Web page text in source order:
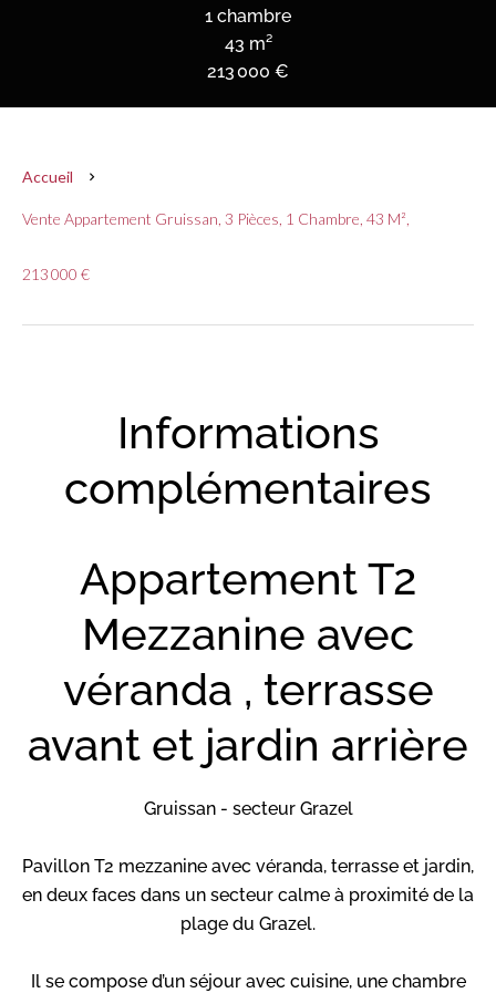
1 chambre
43 m²
213 000 €
Accueil
Vente Appartement Gruissan, 3 Pièces, 1 Chambre, 43 M²,
213 000 €
Informations
complémentaires
Appartement T2
Mezzanine avec
véranda , terrasse
avant et jardin arrière
Gruissan - secteur Grazel
Pavillon T2 mezzanine avec véranda, terrasse et jardin,
en deux faces dans un secteur calme à proximité de la
plage du Grazel.
Il se compose d’un séjour avec cuisine, une chambre